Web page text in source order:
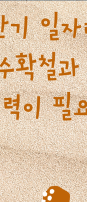
유흥알바채용중 유흥
태국마사지구인 스웨
부산단기알바 고소